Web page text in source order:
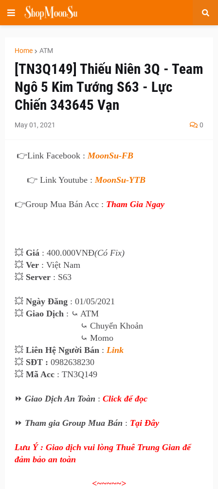
Home ATM
[TN3Q149] Thiếu Niên 3Q - Team
Ngô 5 Kim Tướng S63 - Lực
Chiến 343645 Vạn
May 01, 2021 0
👉Link Facebook :MoonSu-FB
👉 Link Youtube : MoonSu-YTB
👉Group Mua Bán Acc : Tham Gia Ngay
💥 Giá : 400.000VNĐ(Có Fix)
💥 Ver : Việt Nam
💥 Server : S63
💥 Ngày Đăng : 01/05/2021
💥 Giao Dịch : ⤿ ATM
⤿ Chuyển Khoản
⤿ Momo
💥 Liên Hệ Người Bán : Link
💥 SĐT : 0982638230
💥 Mã Acc : TN3Q149
⏩ Giao Dịch An Toàn : Click để đọc
⏩ Tham gia Group Mua Bán : Tại Đây
Lưu Ý : Giao dịch vui lòng Thuê Trung Gian để
đảm bảo an toàn
<~~~~~>